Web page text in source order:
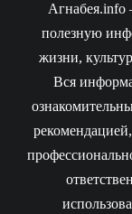
Агнабея.info
полезную
жизни,
Вся